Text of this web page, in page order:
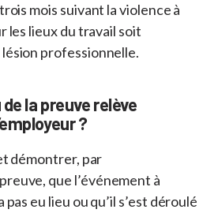
mois suivant la violence à
les lieux du travail soit
professionnelle.
la preuve relève
?
démontrer, par
que l’événement à
pas eu lieu ou qu’il s’est déroulé